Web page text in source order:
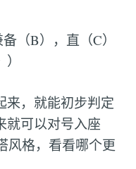
（B），直（C）
来，就能初步判定
就可以对号入座
风格，看看哪个更